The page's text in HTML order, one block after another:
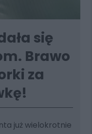
się
Brawo
za
już wielokrotnie